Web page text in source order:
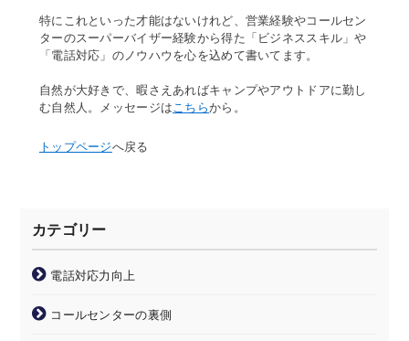
特にこれといった才能はないけれど、営業経験やコールセン
ターのスーパーバイザー経験から得た「ビジネススキル」や
「電話対応」のノウハウを心を込めて書いてます。
自然が大好きで、暇さえあればキャンプやアウトドアに勤し
む自然人。メッセージは こちらから。
トップページへ戻る
カテゴリー
電話対応力向上
コールセンターの裏側